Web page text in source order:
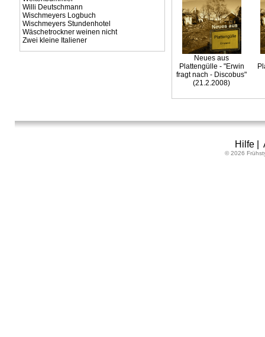
Willi Deutschmann
Wischmeyers Logbuch
Wischmeyers Stundenhotel
Wäschetrockner weinen nicht
Zwei kleine Italiener
Neues aus
Plattengülle - "Erwin
fragt nach - Discobus"
(21.2.2008)
Hilfe|
© 2026